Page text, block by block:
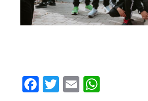
Facebook
TwitterEmail